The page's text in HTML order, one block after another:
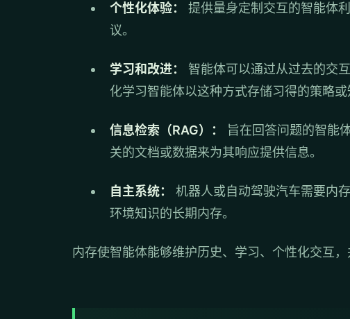
个性化体验：
提供量身定制交互的智能体
议。
学习和改进：
智能体可以通过从过去的交
化学习智能体以这种方式存储习得的策略或
信息检索（RAG）：
旨在回答问题的智能
关的文档或数据来为其响应提供信息。
自主系统：
机器人或自动驾驶汽车需要内
环境知识的长期内存。
内存使智能体能够维护历史、学习、个性化交互，